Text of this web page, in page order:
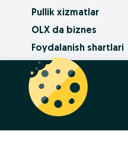
Pullik xizmatlar
OLX da biznes
Foydalanish shartlari
Maxfiylik siyosati
OLX.bg OLX.pl